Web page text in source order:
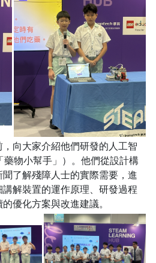
向大家介紹他們研發的人工智
藥物小幫手」）。他們從設計構
了解殘障人士的實際需要，進
解裝置的運作原理、研發過程
優化方案與改進建議。